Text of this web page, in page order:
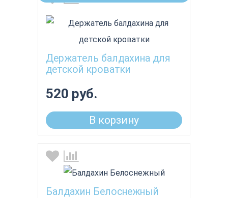
Держатель балдахина для
детской кроватки
520 руб.
В корзину
Балдахин Белоснежный